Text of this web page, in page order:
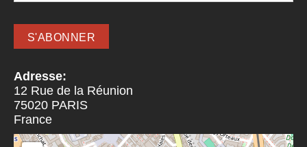
Adresse:
12 Rue de la Réunion
75020 PARIS
France